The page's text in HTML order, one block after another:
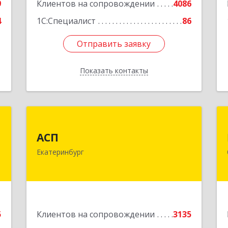
Клиентов на сопровождении
4086
1С:Специалист
86
Отправить заявку
Показать контакты
Отправить заявку
Назад
АСП
Екатеринбург
Клиентов на сопровождении
3135
Екатеринбург г, Карла Либкнехта ул,